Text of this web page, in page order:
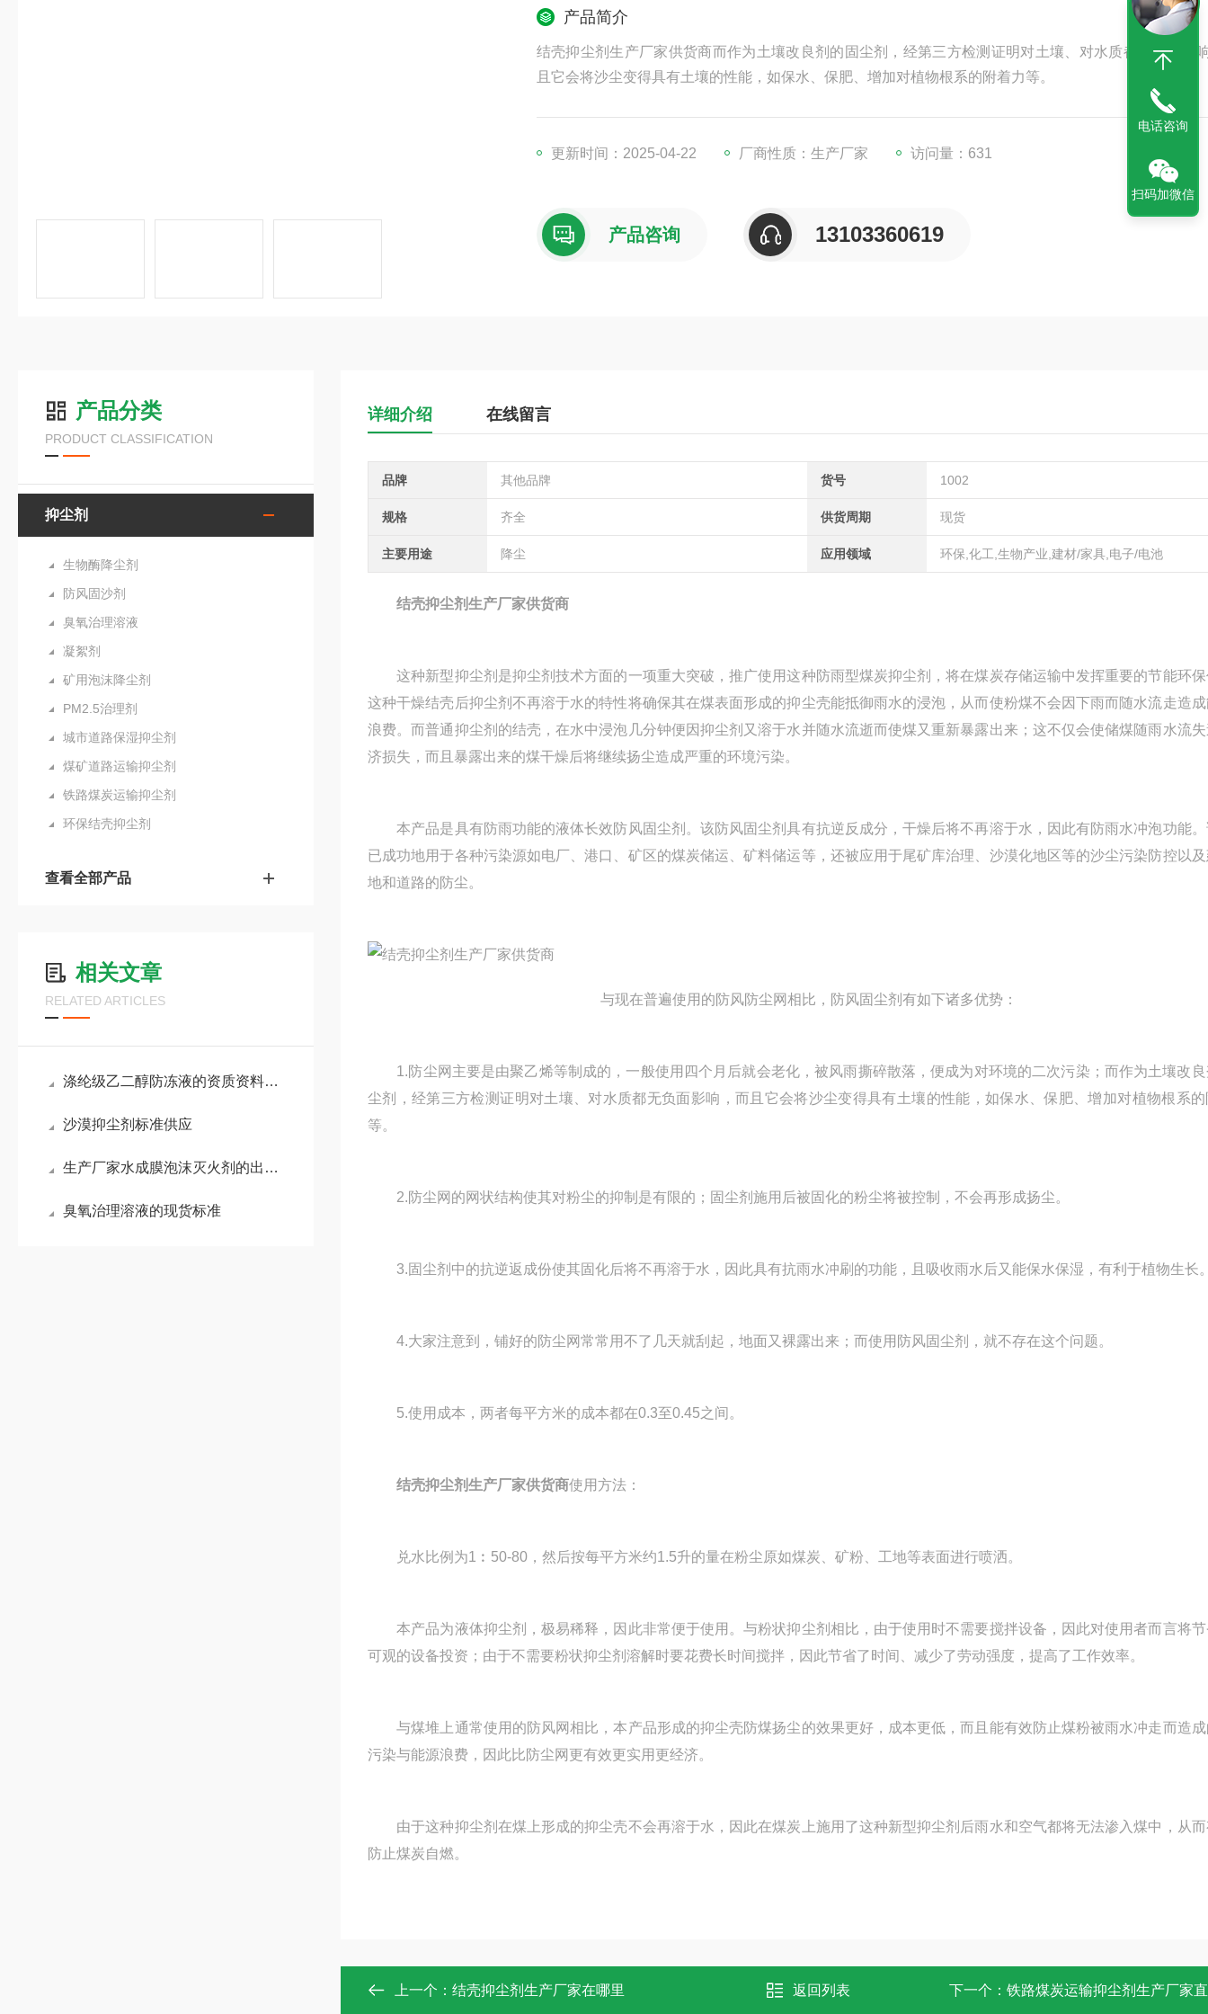
产品简介
结壳抑尘剂生产厂家供货商而作为土壤改良剂的固尘剂，经第三方检测证明对土壤、对水质都无负面影
且它会将沙尘变得具有土壤的性能，如保水、保肥、增加对植物根系的附着力等。
更新时间：2025-04-22 厂商性质：生产厂家 访问量：631
产品咨询 13103360619
产品分类
PRODUCT CLASSIFICATION
抑尘剂
生物酶降尘剂
防风固沙剂
臭氧治理溶液
凝絮剂
矿用泡沫降尘剂
PM2.5治理剂
城市道路保湿抑尘剂
煤矿道路运输抑尘剂
铁路煤炭运输抑尘剂
环保结壳抑尘剂
查看全部产品
相关文章
RELATED ARTICLES
涤纶级乙二醇防冻液的资质资料齐全
沙漠抑尘剂标准供应
生产厂家水成膜泡沫灭火剂的出厂成分
臭氧治理溶液的现货标准
详细介绍 在线留言
品牌 其他品牌 货号 1002
规格 齐全 供货周期 现货
主要用途 降尘 应用领域 环保,化工,生物产业,建材/家具,电子/电池
结壳抑尘剂生产厂家供货商
这种新型抑尘剂是抑尘剂技术方面的一项重大突破，推广使用这种防雨型煤炭抑尘剂，将在煤炭存储运输中发挥重要的节能环
这种干燥结壳后抑尘剂不再溶于水的特性将确保其在煤表面形成的抑尘壳能抵御雨水的浸泡，从而使粉煤不会因下雨而随水流走造
浪费。而普通抑尘剂的结壳，在水中浸泡几分钟便因抑尘剂又溶于水并随水流逝而使煤又重新暴露出来；这不仅会使储煤随雨水流
济损失，而且暴露出来的煤干燥后将继续扬尘造成严重的环境污染。
本产品是具有防雨功能的液体长效防风固尘剂。该防风固尘剂具有抗逆反成分，干燥后将不再溶于水，因此有防雨水冲泡功能
已成功地用于各种污染源如电厂、港口、矿区的煤炭储运、矿料储运等，还被应用于尾矿库治理、沙漠化地区等的沙尘污染防控以
地和道路的防尘。
与现在普遍使用的防风防尘网相比，防风固尘剂有如下诸多优势：
1.防尘网主要是由聚乙烯等制成的，一般使用四个月后就会老化，被风雨撕碎散落，便成为对环境的二次污染；而作为土壤改
尘剂，经第三方检测证明对土壤、对水质都无负面影响，而且它会将沙尘变得具有土壤的性能，如保水、保肥、增加对植物根系
等。
2.防尘网的网状结构使其对粉尘的抑制是有限的；固尘剂施用后被固化的粉尘将被控制，不会再形成扬尘。
3.固尘剂中的抗逆返成份使其固化后将不再溶于水，因此具有抗雨水冲刷的功能，且吸收雨水后又能保水保湿，有利于植物生长
4.大家注意到，铺好的防尘网常常用不了几天就刮起，地面又裸露出来；而使用防风固尘剂，就不存在这个问题。
5.使用成本，两者每平方米的成本都在0.3至0.45之间。
结壳抑尘剂生产厂家供货商使用方法：
兑水比例为1︰50-80，然后按每平方米约1.5升的量在粉尘原如煤炭、矿粉、工地等表面进行喷洒。
本产品为液体抑尘剂，极易稀释，因此非常便于使用。与粉状抑尘剂相比，由于使用时不需要搅拌设备，因此对使用者而言将
可观的设备投资；由于不需要粉状抑尘剂溶解时要花费长时间搅拌，因此节省了时间、减少了劳动强度，提高了工作效率。
与煤堆上通常使用的防风网相比，本产品形成的抑尘壳防煤扬尘的效果更好，成本更低，而且能有效防止煤粉被雨水冲走而造
污染与能源浪费，因此比防尘网更有效更实用更经济。
由于这种抑尘剂在煤上形成的抑尘壳不会再溶于水，因此在煤炭上施用了这种新型抑尘剂后雨水和空气都将无法渗入煤中，从
防止煤炭自燃。
上一个： 结壳抑尘剂生产厂家在哪里 返回列表 下一个： 铁路煤炭运输抑尘剂生产厂家
电话咨询
扫码加微信